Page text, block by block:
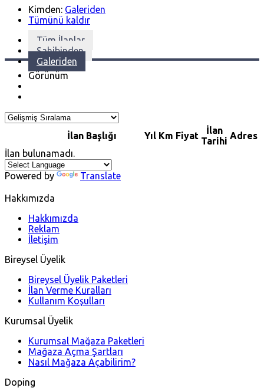
Kimden: Galeriden
Tümünü kaldır
Tüm İlanlar
Sahibinden
Galeriden
Görünüm
İlan Başlığı Yıl Km Fiyat
İlan
Tarihi Adres
İlan bulunamadı.
Powered by Translate
Hakkımızda
Hakkımızda
Reklam
İletişim
Bireysel Üyelik
Bireysel Üyelik Paketleri
İlan Verme Kuralları
Kullanım Koşulları
Kurumsal Üyelik
Kurumsal Mağaza Paketleri
Mağaza Açma Şartları
Nasıl Mağaza Açabilirim?
Doping